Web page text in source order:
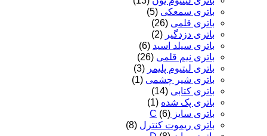
باتری سمعکی (5)
باتری قلمی (26)
باتری دزدگیر (2)
باتری سیلد اسید (6)
باتری نیم قلمی (26)
باتری لیتیوم پلیمر (3)
باتری شیر چشمی (1)
باتری کتابی (14)
باتری پک شده (1)
باتری سایز C (6)
باتری ریموت کنترل (8)